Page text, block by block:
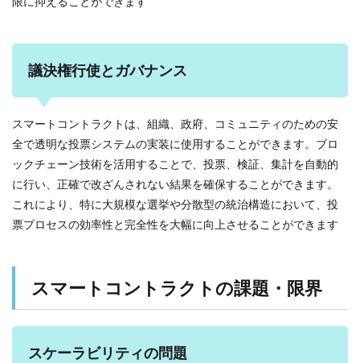
議決権行使とガバナンス
スマートコントラクトは、組織、政府、コミュニティのための安
全で透明な投票システムの実装に使用することができます。ブロ
ックチェーン技術を活用することで、投票、検証、集計を自動的
に行い、正確で改ざんされない結果を確保することができます。
これにより、特に大規模な選挙や分散型の統治構造において、投
票プロセスの効率性と完全性を大幅に向上させることができます
スマートコントラクトの課題・限界
スケーラビリティの問題